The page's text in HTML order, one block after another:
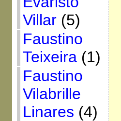
Villar(5)
Faustino
Teixeira(1)
Faustino
Vilabrille
Linares (4)